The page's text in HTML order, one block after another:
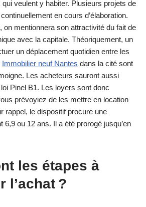
veulent y habiter. Plusieurs projets de
en cours d’élaboration.
on mentionnera son attractivité du fait de
avec la capitale. Théoriquement, un
un déplacement quotidien entre les
Immobilier neuf Nantes dans la cité sont
Les acheteurs sauront aussi
loi Pinel B1. Les loyers sont donc
prévoyiez de les mettre en location
rappel, le dispositif procure une
6,9 ou 12 ans. Il a été prorogé jusqu’en
les étapes à
l’achat ?